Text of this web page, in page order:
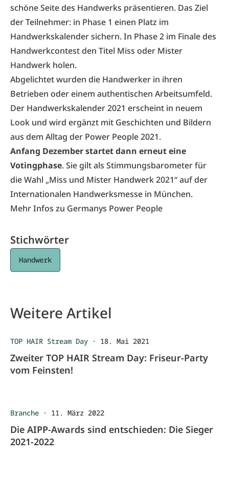
schöne Seite des Handwerks präsentieren. Das Ziel
der Teilnehmer: in Phase 1 einen Platz im
Handwerkskalender sichern. In Phase 2 im Finale des
Handwerkcontest den Titel Miss oder Mister
Handwerk holen.
Abgelichtet wurden die Handwerker in ihren
Betrieben oder einem authentischen Arbeitsumfeld.
Der Handwerkskalender 2021 erscheint in neuem
Look und wird ergänzt mit Geschichten und Bildern
aus dem Alltag der Power People 2021.
Anfang Dezember startet dann erneut eine
Votingphase. Sie gilt als Stimmungsbarometer für
die Wahl „Miss und Mister Handwerk 2021“ auf der
Internationalen Handwerksmesse in München.
Mehr Infos zu Germanys Power People
Stichwörter
Handwerk
Weitere Artikel
TOP HAIR Stream Day · 18. Mai 2021
Zweiter TOP HAIR Stream Day: Friseur-Party
vom Feinsten!
Branche · 11. März 2022
Die AIPP-Awards sind entschieden: Die Sieger
2021-2022